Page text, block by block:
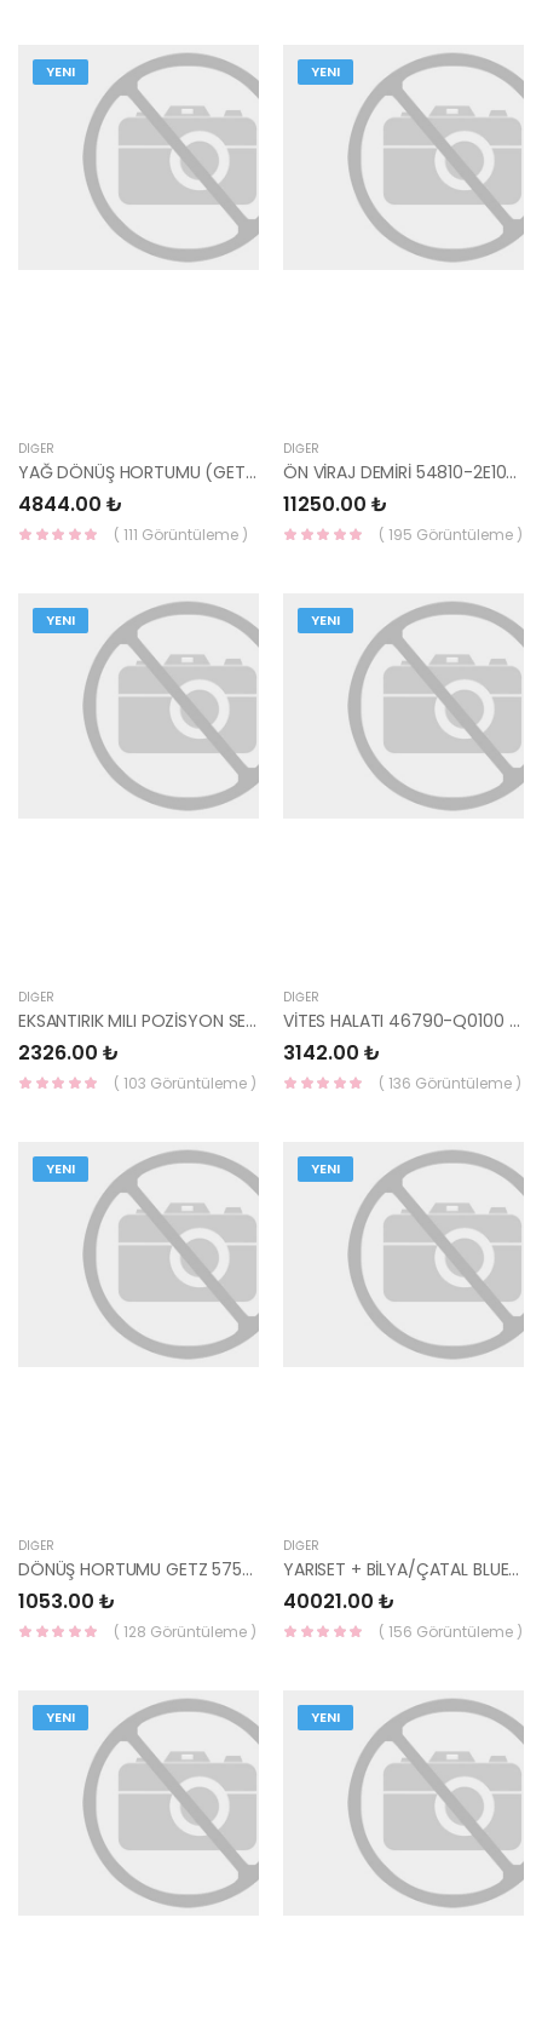
YENI
DIĞER
YAĞ DÖNÜŞ HORTUMU (GETZ 3DR) 57540-1C800 HMC
4844.00 ₺
( 111 Görüntüleme )
YENI
DIĞER
ÖN VİRAJ DEMİRİ 54810-2E100 HMC
11250.00 ₺
( 195 Görüntüleme )
YENI
DIĞER
EKSANTIRIK MILI POZİSYON SENSÖRÜ 39350-03030-HMC
2326.00 ₺
( 103 Görüntüleme )
YENI
DIĞER
VİTES HALATI 46790-Q0100 HMC
3142.00 ₺
( 136 Görüntüleme )
YENI
DIĞER
DÖNÜŞ HORTUMU GETZ 57541-1C800 HMC
1053.00 ₺
( 128 Görüntüleme )
YENI
DIĞER
YARISET + BİLYA/ÇATAL BLUE / İ30 / TUCSON 7 İLERİ DCT - 41200-2D220-VALEO
40021.00 ₺
( 156 Görüntüleme )
YENI YENI